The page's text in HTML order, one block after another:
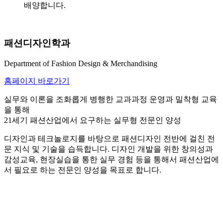
배양합니다.
패션디자인학과
Department of Fashion Design & Merchandising
홈페이지 바로가기
실무와 이론을 조화롭게 병행한 교과과정 운영과 밀착형 교육
을 통해
21세기 패션산업에서 요구하는 실무형 전문인 양성
디자인과 테크놀로지를 바탕으로 패션디자인 전반에 걸친 전
문 지식 및 기술을 습득합니다. 디자인 개발을 위한 창의성과
감성교육, 현장실습을 통한 실무 경험 등을 통해서 패션산업에
서 필요로 하는 전문인 양성을 목표로 합니다.